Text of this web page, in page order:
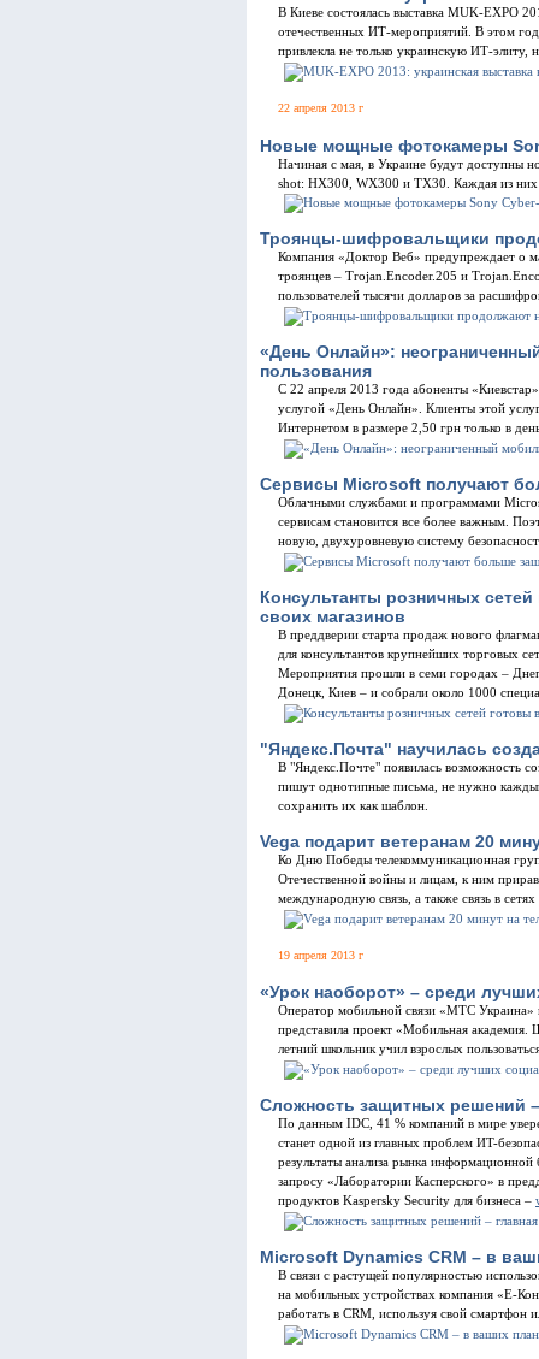
В Киеве состоялась выставка MUK-EXPO
отечественных ИТ-мероприятий. В этом
привлекла не только украинскую ИТ-
22 апреля 2013 г
Новые мощные фотокамеры
Начиная с мая, в Украине будут доступны
shot: HX300, WX300 и TX30. Каждая из
Троянцы-шифровальщики
Компания «Доктор Веб» предупреждает о
троянцев – Trojan.Encoder.205 и
пользователей тысячи долларов за
«День Онлайн»:
пользования
С 22 апреля 2013 года абоненты
услугой «День Онлайн». Клиенты этой
Интернетом в размере 2,50 грн только в
Сервисы Microsoft получают
Облачными службами и программами
сервисам становится все более важным.
новую, двухуровневую систему
Консультанты розничных
своих магазинов
В преддверии старта продаж нового
для консультантов крупнейших торговых
Мероприятия прошли в семи городах –
Донецк, Киев – и собрали около 1000
"Яндекс.Почта" научилась
В "Яндекс.Почте" появилась возможность
пишут однотипные письма, не нужно
сохранить их как шаблон.
Vega подарит ветеранам 20
Ко Дню Победы телекоммуникационная
Отечественной войны и лицам, к ним
международную связь, а также связь в
19 апреля 2013 г
«Урок наоборот» – среди
Оператор мобильной связи «МТС
представила проект «Мобильная
летний школьник учил взрослых
Сложность защитных решений
По данным IDC, 41 % компаний в мире
станет одной из главных проблем ИT-
результаты анализа рынка
запросу «Лаборатории Касперского» в
продуктов Kaspersky Security для бизнеса –
Microsoft Dynamics CRM – в
В связи с растущей популярностью
на мобильных устройствах компания «Е-
работать в СRM, используя свой смартфон